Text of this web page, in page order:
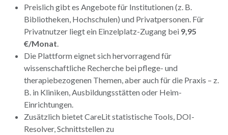
Preislich gibt es Angebote für Institutionen (z. B.
Bibliotheken, Hochschulen) und Privatpersonen. Für
Privatnutzer liegt ein Einzelplatz-Zugang bei 9,95
€/Monat
Die Plattform eignet sich hervorragend für
wissenschaftliche Recherche bei pflege- und
therapiebezogenen Themen, aber auch für die Praxis – z.
B. in Kliniken, Ausbildungsstätten oder Heim-
Einrichtungen.
Zusätzlich bietet CareLit statistische Tools, DOI-
Resolver, Schnittstellen zu